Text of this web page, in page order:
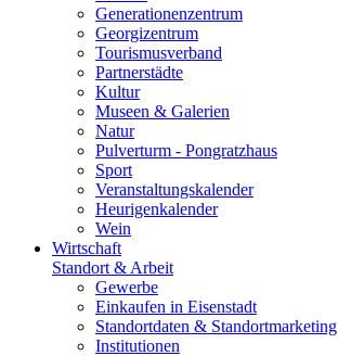
Generationenzentrum
Georgizentrum
Tourismusverband
Partnerstädte
Kultur
Museen & Galerien
Natur
Pulverturm - Pongratzhaus
Sport
Veranstaltungskalender
Heurigenkalender
Wein
Wirtschaft
Standort & Arbeit
Gewerbe
Einkaufen in Eisenstadt
Standortdaten & Standortmarketing
Institutionen